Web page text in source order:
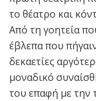
το θέατρο και
Από τη γοητεία
έβλεπα που
δεκαετίες
μοναδικό
του επαφή με την